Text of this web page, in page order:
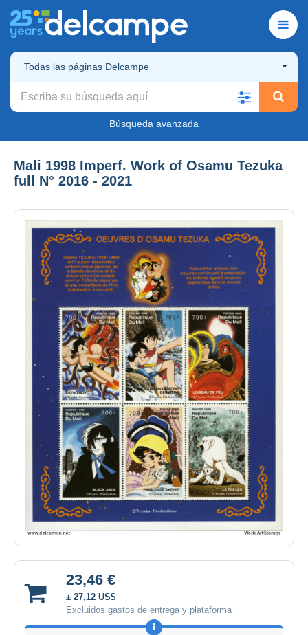
Todas las páginas Delcampe
Búsqueda avanzada
Mali 1998 Imperf. Work of Osamu Tezuka
full N° 2016 - 2021
23,46 €
± 27,12 US$
Excluidos gastos de entrega y plataforma